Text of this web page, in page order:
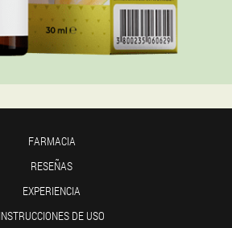
FARMACIA
RESEÑAS
EXPERIENCIA
INSTRUCCIONES DE USO